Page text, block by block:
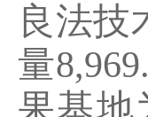
良法技
量
果基地